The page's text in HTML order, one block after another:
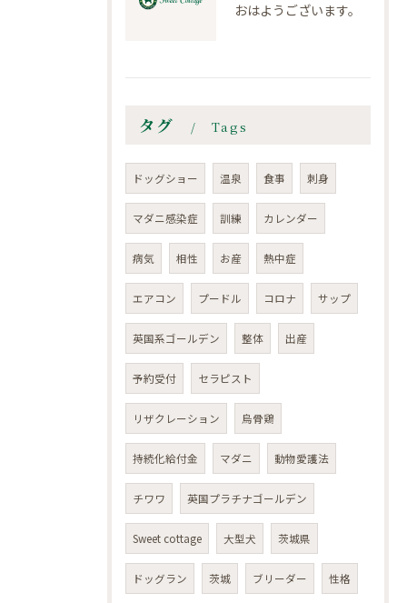
おはようございます。
タグ Tags
ドッグショー 温泉 食事 刺身
マダニ感染症 訓練 カレンダー
病気 相性 お産 熱中症
エアコン プードル コロナ サップ
英国系ゴールデン 整体 出産
予約受付 セラピスト
リザクレーション 烏骨鶏
持続化給付金 マダニ 動物愛護法
チワワ 英国プラチナゴールデン
Sweet cottage 大型犬 茨城県
ドッグラン 茨城 ブリーダー 性格